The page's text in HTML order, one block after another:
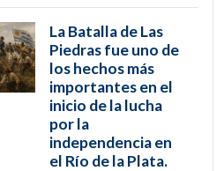
La Batalla de Las
Piedras fue uno de
los hechos más
importantes en el
inicio de la lucha
por la
independencia en
el Río de la Plata.